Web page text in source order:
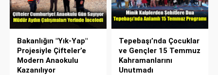
Bakanlığın "Yık-Yap"
Projesiyle Çifteler’e
Modern Anaokulu
Kazanılıyor
Tepebaşı’nda Çocuklar
ve Gençler 15 Temmuz
Kahramanlarını
Unutmadı